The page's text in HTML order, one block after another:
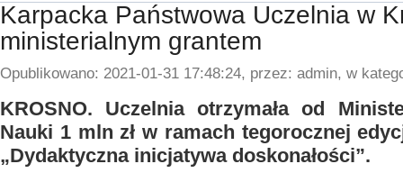
Karpacka Państwowa Uczelnia w
ministerialnym grantem
Opublikowano: 2021-01-31 17:48:24, przez: admin, w
KROSNO. Uczelnia otrzymała od
Nauki 1 mln zł w ramach tegorocznej
„Dydaktyczna inicjatywa doskonałości”.